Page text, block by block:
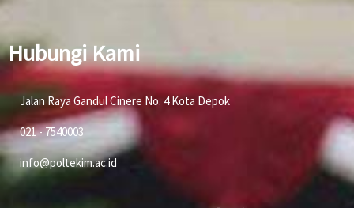
Hubungi Kami
Jalan Raya Gandul Cinere No. 4 Kota Depok
021 - 7540003
info@poltekim.ac.id